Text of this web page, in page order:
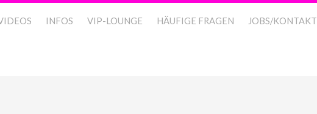
INFOS VIP-LOUNGE HÄUFIGE FRAGEN JOBS/KONTAKT